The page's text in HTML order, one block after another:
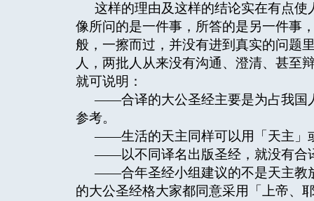
这样的理由及这样的结论实在有点
像所问的是一件事，所答的是另一件事
般，一擦而过，并没有进到真实的问题
人，两批人从来没有沟通、澄清、甚至
就可说明：
——合译的大公圣经主要是为占我国
参考。
——生活的天主同样可以用「天主」
——以不同译名出版圣经，就没有合
——合年圣经小组建议的不是天主教
的大公圣经格大家都同意采用「上帝、